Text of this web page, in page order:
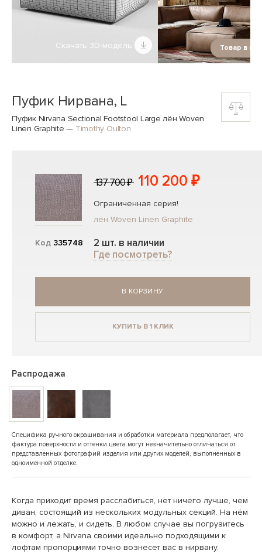
Скачать 3D-модель Товар в
Пуфик Нирвана, L
Пуфик Nirvana Sectional Footstool Large лён Woven
Linen Graphite — Timothy Oulton
Код 335748
137 700 ₽ 110 200 ₽
Ограниченная серия!
лён Woven Linen Graphite
2 шт. в наличии
Где посмотреть?
В КОРЗИНУ
КУПИТЬ В 1 КЛИК
Распродажа
Специфика ручного окрашивания и обработки материала предполагает, что
фактура поверхности и оттенки цвета могут незначительно отличаться от
представленных фотографий изделия или других моделей, выполненных в
одноименной отделке.
Когда приходит время расслабиться, нет ничего лучше, чем
диван, состоящий из нескольких модульных секций. На нём
можно и лежать, и сидеть. В любом случае вы погрузитесь
в комфорт, а Nirvana своими идеально подходящими к
лофтам пропорциями точно вознесет вас в нирвану.